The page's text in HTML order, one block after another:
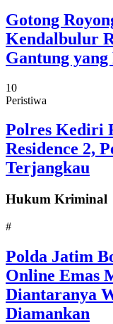
Gotong
Kendalbulur
Gantung yang
10
Peristiwa
Polres Kediri
Residence 2,
Terjangkau
Hukum Kriminal
#
Polda Jatim
Online Emas
Diantaranya
Diamankan